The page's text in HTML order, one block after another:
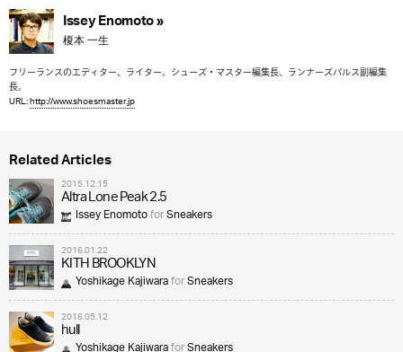
Issey Enomoto »
榎本 一生
フリーランスのエディター、ライター。シューズ・マスター編集長、ランナーズパルス副編集
長。
URL:http://www.shoesmaster.jp
Related Articles
2015.12.15
Altra Lone Peak 2.5
Issey EnomotoforSneakers
2016.01.22
KITH BROOKLYN
Yoshikage KajiwaraforSneakers
2016.05.12
hull